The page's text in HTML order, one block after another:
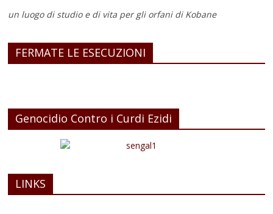
un luogo di studio e di vita per gli orfani di Kobane
FERMATE LE ESECUZIONI
Genocidio Contro i Curdi Ezidi
LINKS